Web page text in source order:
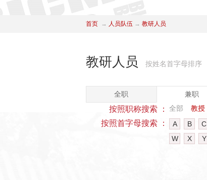
首页 → 人员队伍 → 教研人员
教研人员 按姓名首字母排序
全职 兼职
按照职称搜索 ： 全部 教授
按照首字母搜索 ： A B C
W
X Y